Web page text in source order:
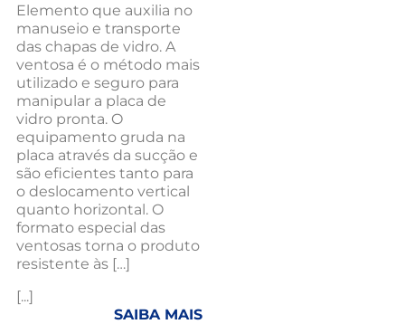
Elemento que auxilia no
manuseio e transporte
das chapas de vidro. A
ventosa é o método mais
utilizado e seguro para
manipular a placa de
vidro pronta. O
equipamento gruda na
placa através da sucção e
são eficientes tanto para
o deslocamento vertical
quanto horizontal. O
formato especial das
ventosas torna o produto
resistente às […]
[...]
SAIBA MAIS